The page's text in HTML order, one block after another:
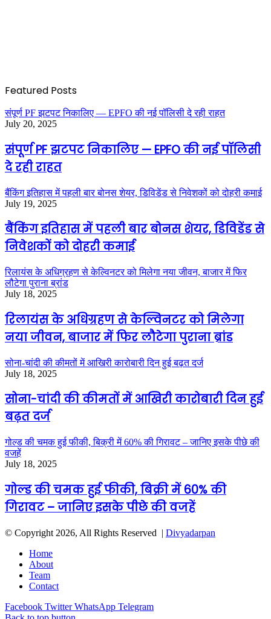
Featured Posts
संपूर्ण PF झटपट निकालिए — EPFO की नई पॉलिसी दे रही राहत
July 20, 2025
संपूर्ण PF झटपट निकालिए — EPFO की नई पॉलिसी
दे रही राहत
बैंकिंग इतिहास में पहली बार बोनस शेयर, डिविडेंड से निवेशकों को दोहरी कमाई
July 19, 2025
बैंकिंग इतिहास में पहली बार बोनस शेयर, डिविडेंड से
निवेशकों को दोहरी कमाई
रिलायंस के अधिग्रहण से केल्विनटर को मिलेगा नया जीवन, बाजार में फिर
लौटेगा पुराना ब्रांड
July 18, 2025
रिलायंस के अधिग्रहण से केल्विनटर को मिलेगा
नया जीवन, बाजार में फिर लौटेगा पुराना ब्रांड
सोना-चांदी की कीमतों में आखिरी कारोबारी दिन हुई बढ़त दर्ज
July 18, 2025
सोना-चांदी की कीमतों में आखिरी कारोबारी दिन हुई
बढ़त दर्ज
गोल्ड की चमक हुई फीकी, बिक्री में 60% की गिरावट – जानिए इसके पीछे की
वजहें
July 18, 2025
गोल्ड की चमक हुई फीकी, बिक्री में 60% की
गिरावट – जानिए इसके पीछे की वजहें
© Copyright 2026, All Rights Reserved | Divyadarpan
Home
About
Team
Contact
Facebook Twitter WhatsApp Telegram